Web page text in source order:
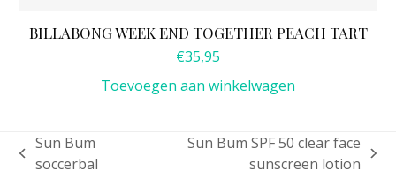
BILLABONG WEEK END TOGETHER PEACH TART
€35,95
Toevoegen aan winkelwagen
previous
Sun Bum
soccerbal
Sun Bum SPF 50 clear face
sunscreen lotion